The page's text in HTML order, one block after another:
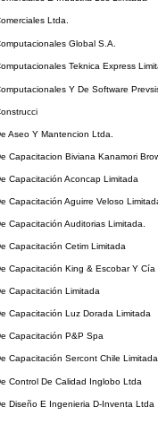
Ltda.
Global S.A.
Teknica Express
Y De Software
Aseo Y Mantencion Ltda.
Capacitacion Biviana Kanamori
Capacitación Aconcap Limitada
Capacitación Aguirre Veloso
Capacitación Auditorias Limitada.
Capacitación Cetim Limitada
Capacitación King & Escobar Y Cía
Capacitación Limitada
Capacitación Luz Dorada Limitada
Capacitación P&P Spa
Capacitación Sercont Chile Limitada
Control De Calidad Inglobo Ltda
Diseño E Ingenieria D-Inventa Ltda